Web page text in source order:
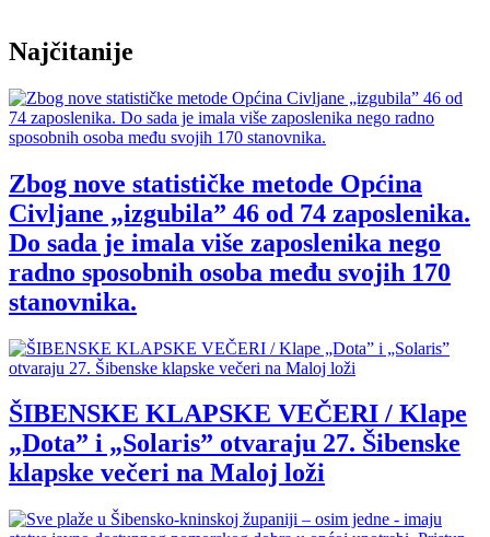
Najčitanije
Zbog nove statističke metode Općina
Civljane „izgubila” 46 od 74 zaposlenika.
Do sada je imala više zaposlenika nego
radno sposobnih osoba među svojih 170
stanovnika.
ŠIBENSKE KLAPSKE VEČERI / Klape
„Dota” i „Solaris” otvaraju 27. Šibenske
klapske večeri na Maloj loži